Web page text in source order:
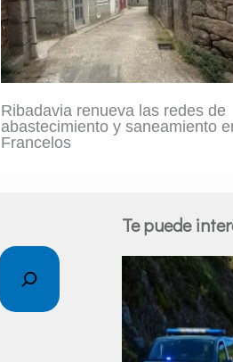
Ribadavia renueva las redes de
abastecimiento y saneamiento
Francelos
Te puede